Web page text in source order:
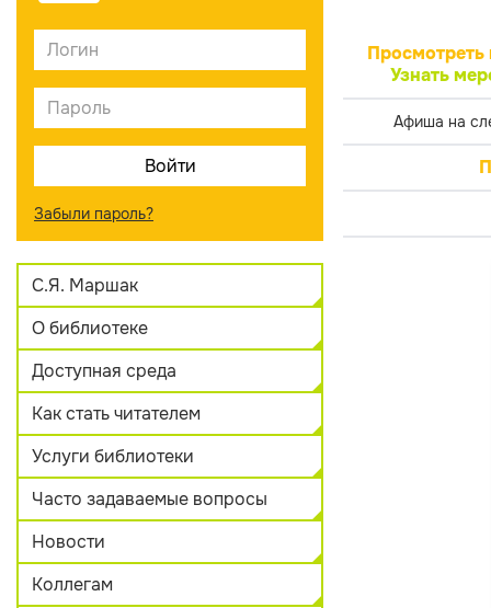
Забыли пароль?
С.Я. Маршак
О библиотеке
Доступная среда
Как стать читателем
Услуги библиотеки
Часто задаваемые вопросы
Новости
Коллегам
Просмотреть
Узнать
Афиша на